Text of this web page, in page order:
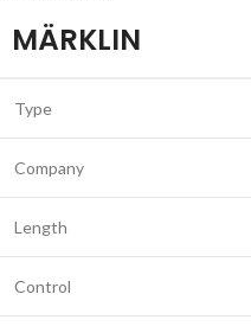
MÄRKLIN
Type
Company
Length
Control